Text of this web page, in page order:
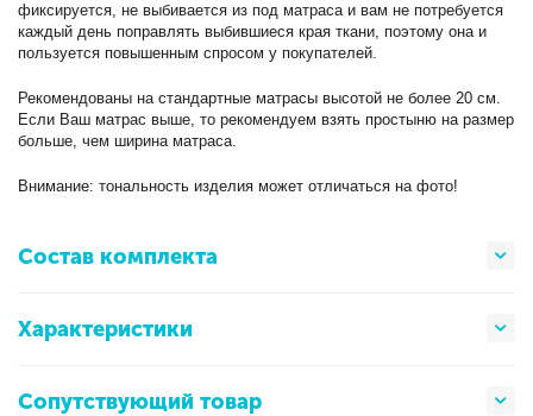
фиксируется, не выбивается из под матраса и вам не потребуется
каждый день поправлять выбившиеся края ткани, поэтому она и
пользуется повышенным спросом у покупателей.
Рекомендованы на стандартные матрасы высотой не более 20 см.
Если Ваш матрас выше, то рекомендуем взять простыню на размер
больше, чем ширина матраса.
Внимание: тональность изделия может отличаться на фото!
Состав комплекта
Характеристики
Сопутствующий товар